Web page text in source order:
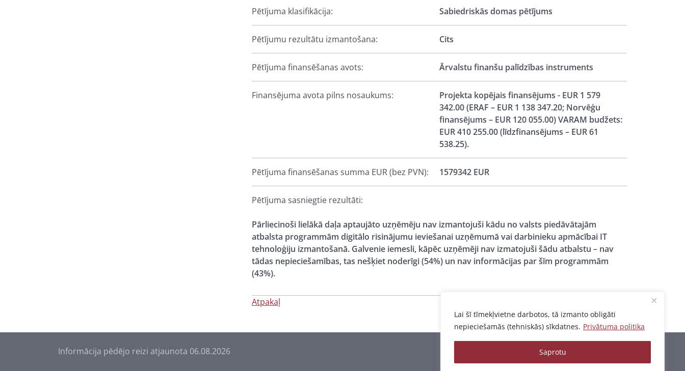
Lai šī tīmekļvietne darbotos, tā izmanto obligāti
nepieciešamās (tehniskās) sīkdatnes. Privātuma politika
Saprotu
Pētījuma klasifikācija: Sabiedriskās domas pētījums
Pētījumu rezultātu izmantošana: Cits
Pētījuma finansēšanas avots: Ārvalstu finanšu palīdzības instruments
Finansējuma avota pilns nosaukums:
Projekta kopējais finansējums - EUR 1 579
342.00 (ERAF – EUR 1 138 347.20; Norvēģu
finansējums – EUR 120 055.00) VARAM budžets:
EUR 410 255.00 (līdzfinansējums – EUR 61
538.25).
Pētījuma finansēšanas summa EUR (bez PVN): 1579342 EUR
Pētījuma sasniegtie rezultāti:
Pārliecinoši lielākā daļa aptaujāto uzņēmēju nav izmantojuši kādu no valsts piedāvātajām
atbalsta programmām digitālo risinājumu ieviešanai uzņēmumā vai darbinieku apmācībai IT
tehnoloģiju izmantošanā. Galvenie iemesli, kāpēc uzņēmēji nav izmatojuši šādu atbalstu – nav
tādas nepieciešamības, tas nešķiet noderīgi (54%) un nav informācijas par šīm programmām
(43%).
Atpakaļ
Informācija pēdējo reizi atjaunota 06.08.2026 Privātuma politika